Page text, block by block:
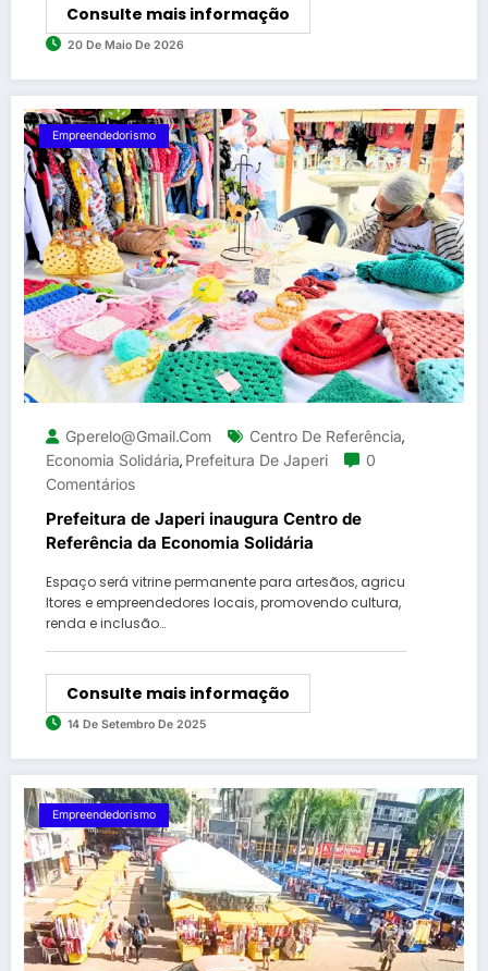
Consulte mais informação
20 De Maio De 2026
Empreendedorismo
Gperelo@gmail.com Centro De Referência,
Economia Solidária, Prefeitura De Japeri
0
Comentários
Prefeitura de Japeri inaugura Centro de
Referência da Economia Solidária
Espaço será vitrine permanente para artesãos, agricu
ltores e empreendedores locais, promovendo cultura,
renda e inclusão…
Consulte mais informação
14 De Setembro De 2025
Empreendedorismo